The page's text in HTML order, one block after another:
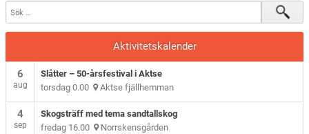
Aktivitetskalender
6
aug
Slåtter – 50-årsfestival i Aktse
torsdag 0.00 Aktse fjällhemman
4
sep
Skogsträff med tema sandtallskog
fredag 16.00 Norrskensgården